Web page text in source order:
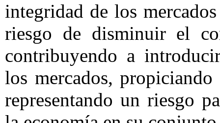
integridad de los
riesgo de disminuir el
contribuyendo a
los mercados,
representando un riesgo